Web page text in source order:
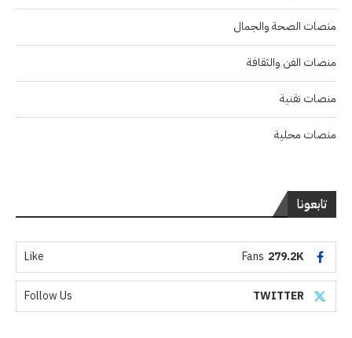
منصات الصحة والجمال
منصات الفن والثقافة
منصات تقنية
منصات محلية
تابعونا
279.2K
Fans
Like
TWITTER
Follow Us